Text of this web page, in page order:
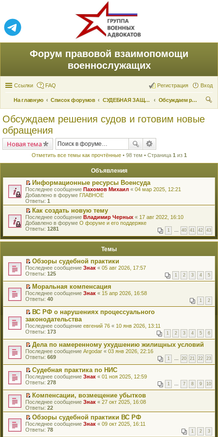
Форум правовой взаимопомощи
военнослужащих
Ссылки FAQ Вход
Регистрация
На главную Список форумов СУДЕБНАЯ ЗАЩИТА ПРАВ
Обсуждаем решения судов и готовим новые обращения
Обсуждаем решения судов и готовим новые
обращения
Новая тема
Отметить все темы как прочтённые• 98 тем • Страница 1 из 1
Объявления
П
е
р
е
й
т
и
к
е
о
м
у
н
е
п
р
о
и
а
н
н
о
м
у
с
о
о
б
щ
н
и
ю
Информационные ресурсы Военсуда
Последнее сообщение Пахомов Михаил « 04 мар 2025, 12:21
Добавлено в форуме ГЛАВНОЕ
Ответы: 1
П
е
р
й
к
п
е
р
в
о
м
у
е
п
р
о
ч
и
т
а
н
о
м
у
с
о
о
б
щ
е
н
и
ю
Как создать новую тему
Последнее сообщение Владимир Черных « 17 авг 2022, 16:10
Добавлено в форуме О форуме и его поддержке
Ответы: 1281 1 … 40 41 42 43
Темы
П
е
е
й
т
и
к
п
е
р
в
м
у
н
е
п
р
о
ч
и
а
н
н
о
м
у
Обзоры судебной практики
Последнее сообщение Знак « 05 авг 2026, 17:57
Ответы: 125 1 2 3 4 5
П
е
е
й
т
и
к
п
е
р
в
м
у
н
е
п
р
о
ч
и
т
а
н
Моральная компенсация
Последнее сообщение Знак « 15 апр 2026, 16:58
Ответы: 40 1 2
П
е
р
е
й
т
и
к
п
е
р
в
м
у
н
е
п
р
о
ВС РФ о нарушениях процессуального
законодательства
Последнее сообщение евгений 76 « 10 янв 2026, 13:11
Ответы: 173 1 2 3 4 5 6
П
е
е
й
т
и
к
п
е
р
в
о
м
у
Дела по намеренному ухудшению жилищных условий
Последнее сообщение Argodar « 03 янв 2026, 22:16
Ответы: 669 1 … 20 21 22 23
П
е
е
й
т
и
к
п
е
р
Судебная практика по НИС
Последнее сообщение Знак « 01 ноя 2025, 12:59
Ответы: 278 1 … 7 8 9 10
П
е
р
е
й
т
Компенсации, возмещение убытков
Последнее сообщение Знак « 27 окт 2025, 16:08
Ответы: 22
П
е
Обзоры судебной практики ВС РФ
Последнее сообщение Знак « 09 окт 2025, 16:11
Ответы: 78 1 2 3